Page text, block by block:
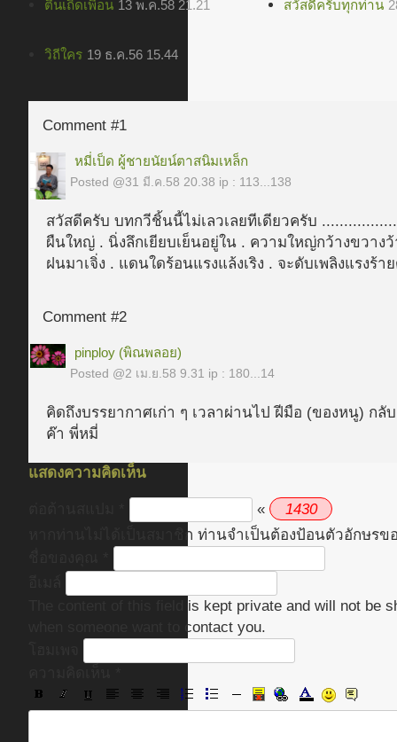
ตื่นเถิดเพื่อน 13 พ.ค.58 21.21 สวัสดีครับทุกท่าน
วิถีใคร 19 ธ.ค.56 15.44
Comment #1
หมี่เป็ด ผู้ชายนัยน์ตาสนิมเหล็ก
Posted @31 มี.ค.58 20.38 ip : 113...138
สวัสดีครับ บทกวีชิ้นนี้ไม่เลวเลยทีเดียวครับ
ผืนใหญ่ . นิ่งลึกเยียบเย็นอยู่ใน . ความใหญ่กว้างขวาง
ฝนมาเจิ่ง . แดนใดร้อนแรงแล้งเริง . จะดับเพลิงแรงร้า
Comment #2
pinploy (พิณพลอย)
Posted @2 เม.ย.58 9.31 ip : 180...14
คิดถึงบรรยากาศเก่า ๆ เวลาผ่านไป ฝีมือ (ของหนู) ก
ค๊า พี่หมี่
แสดงความคิดเห็น
« 1430
หากท่านไม่ได้เป็นสมาชิก ท่านจำเป็นต้องป้อนตัวอักษรข
The content of this field is kept private and will not be
when someone want to contact you.